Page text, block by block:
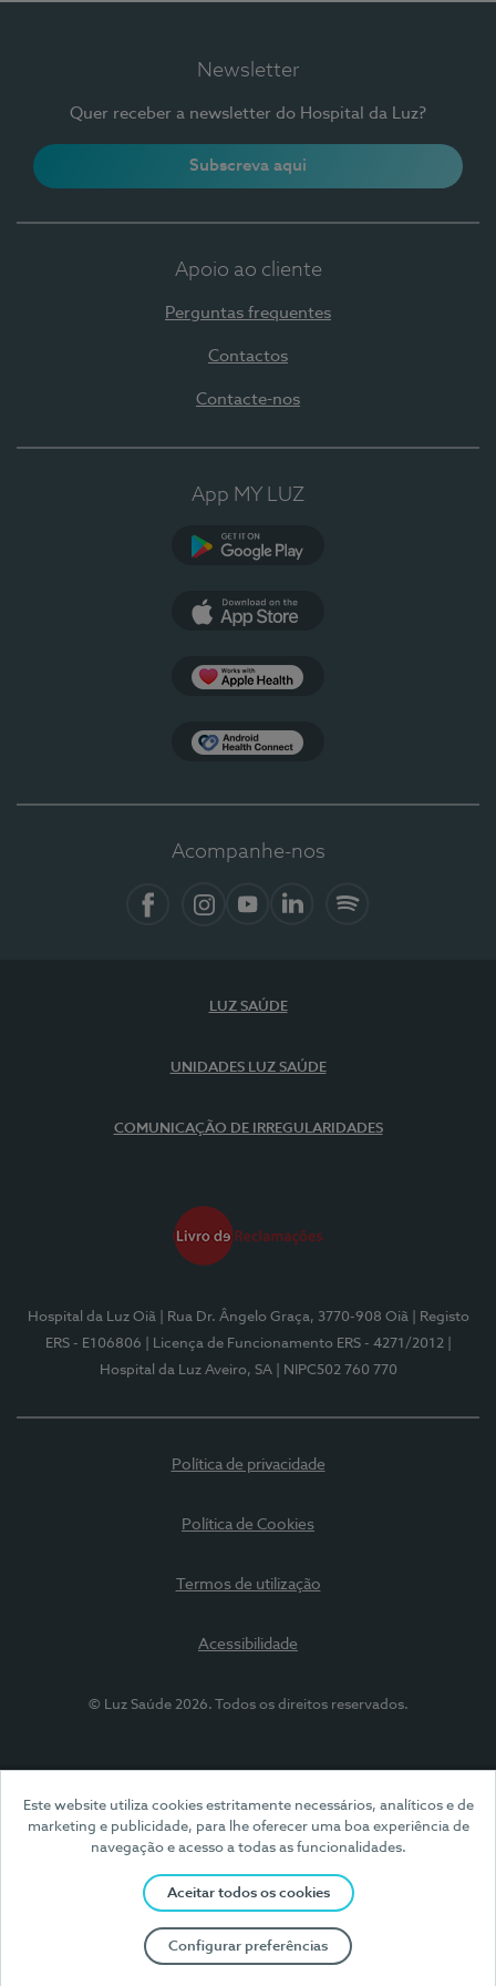
Este website utiliza cookies estritamente necessários, analíticos e de
marketing e publicidade, para lhe oferecer uma boa experiência de
navegação e acesso a todas as funcionalidades.
Aceitar todos os cookies
Configurar preferências
Newsletter
Quer receber a newsletter do Hospital da Luz?
Subscreva aqui
Apoio ao cliente
Perguntas frequentes
Contactos
Contacte-nos
App MY LUZ
Acompanhe-nos
LUZ SAÚDE
UNIDADES LUZ SAÚDE
COMUNICAÇÃO DE IRREGULARIDADES
Hospital da Luz Oiã | Rua Dr. Ângelo Graça, 3770-908 Oiã
| Registo
ERS - E106806
| Licença de Funcionamento ERS - 4271/2012
Hospital da Luz Aveiro, SA
| NIPC502 760 770
Política de privacidade
Política de Cookies
Termos de utilização
Acessibilidade
© Luz Saúde 2026. Todos os direitos reservados.